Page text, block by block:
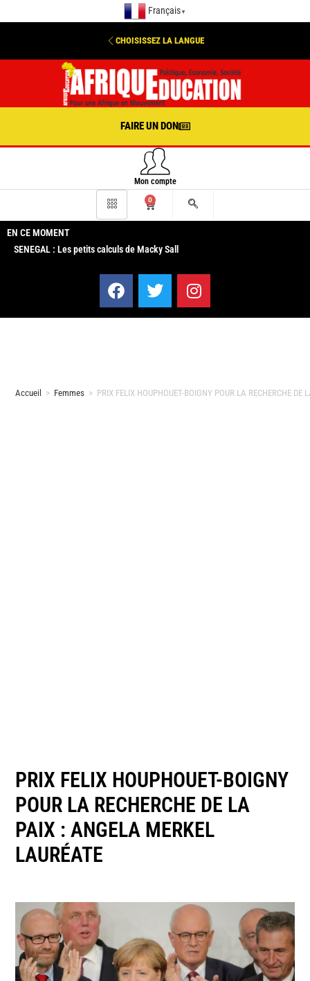
Français ▼
CHOISISSEZ LA LANGUE
FAIRE UN DON
Mon compte
0
EN CE MOMENT
SENEGAL : Les petits calculs de Macky Sall
Accueil > Femmes > PRIX FELIX HOUPHOUET-BOIGNY POUR LA RECHERCHE
PRIX FELIX HOUPHOUET-BOIGNY
POUR LA RECHERCHE DE LA
PAIX : ANGELA MERKEL
LAURÉATE